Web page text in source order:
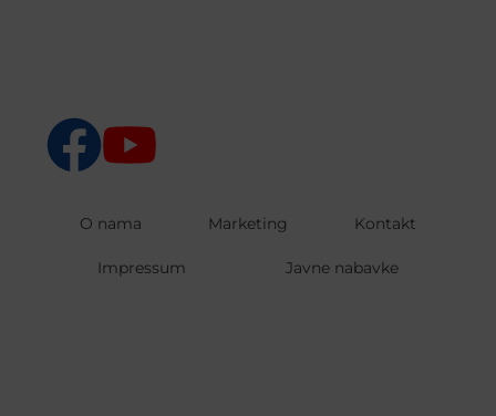
O nama Marketing Kontakt
Impressum Javne nabavke